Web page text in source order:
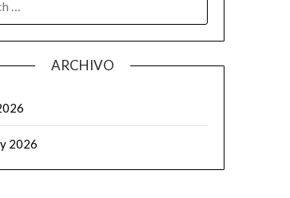
ARCHIVO
2026